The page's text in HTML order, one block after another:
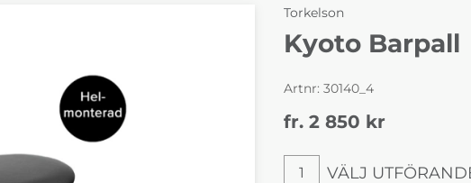
Torkelson
Kyoto Barpall
Artnr: 30140_4
fr. 2 850 kr
1 VÄLJ